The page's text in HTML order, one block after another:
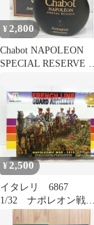
¥ 2,800
Chabot NAPOLEON
SPECIAL RESERVE ア
¥2,500
イタレリ 6867
1/32 ナポレオン戦
争 フランス砲兵隊